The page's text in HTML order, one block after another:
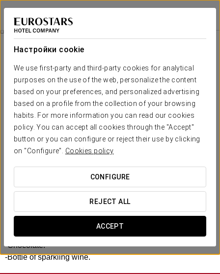
Настройки cookie
We use first-party and third-party cookies for analytical
purposes on the use of the web, personalize the content
based on your preferences, and personalized advertising
based on a profile from the collection of your browsing
habits. For more information you can read our cookies
policy. You can accept all cookies through the "Accept"
button or you can configure or reject their use by clicking
on "Configure". Cookies policy
CONFIGURE
REJECT ALL
ACCEPT
Exe Cities Reforma
МЕХИКО, CDMX
Pомантический Опыт
65 $
Pомантический опыт
Imagine the most romantic evening for two, and we will
-Rose petal decoration.
-Chocolate.
-Bottle of sparkling wine.